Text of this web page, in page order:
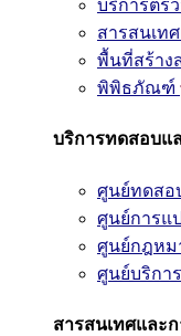
บริการตร
สารสนเท
พื้นที่สร้าง
พิพิธภัณฑ์
บริการทดสอบแ
ศูนย์ทดสอ
ศูนย์การแ
ศูนย์กฎหม
ศูนย์บริกา
สารสนเทศและ